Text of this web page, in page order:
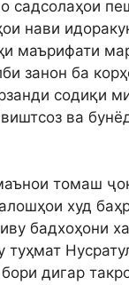
садсолаҳои
нави
маърифати
занон ба
содиқи
ва
томаш
худ
бадхоҳони
туҳмат
дигар